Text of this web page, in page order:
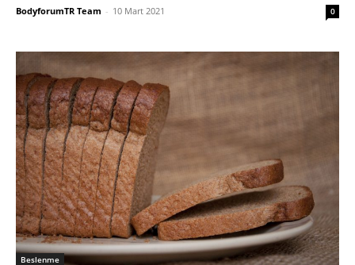
BodyforumTR Team - 10 Mart 2021 0
Beslenme